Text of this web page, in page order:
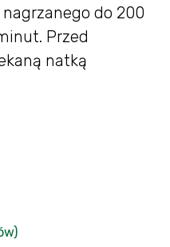
do 200
Przed
natką